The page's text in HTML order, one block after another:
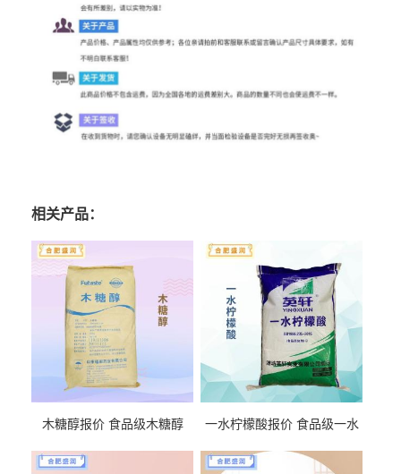
相关产品：
木糖醇报价 食品级木糖醇
一水柠檬酸报价 食品级一水